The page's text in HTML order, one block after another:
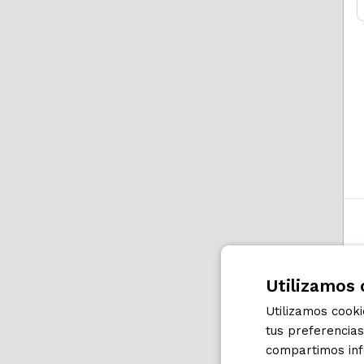
Utilizamos
Utilizamos
tus
compartimos